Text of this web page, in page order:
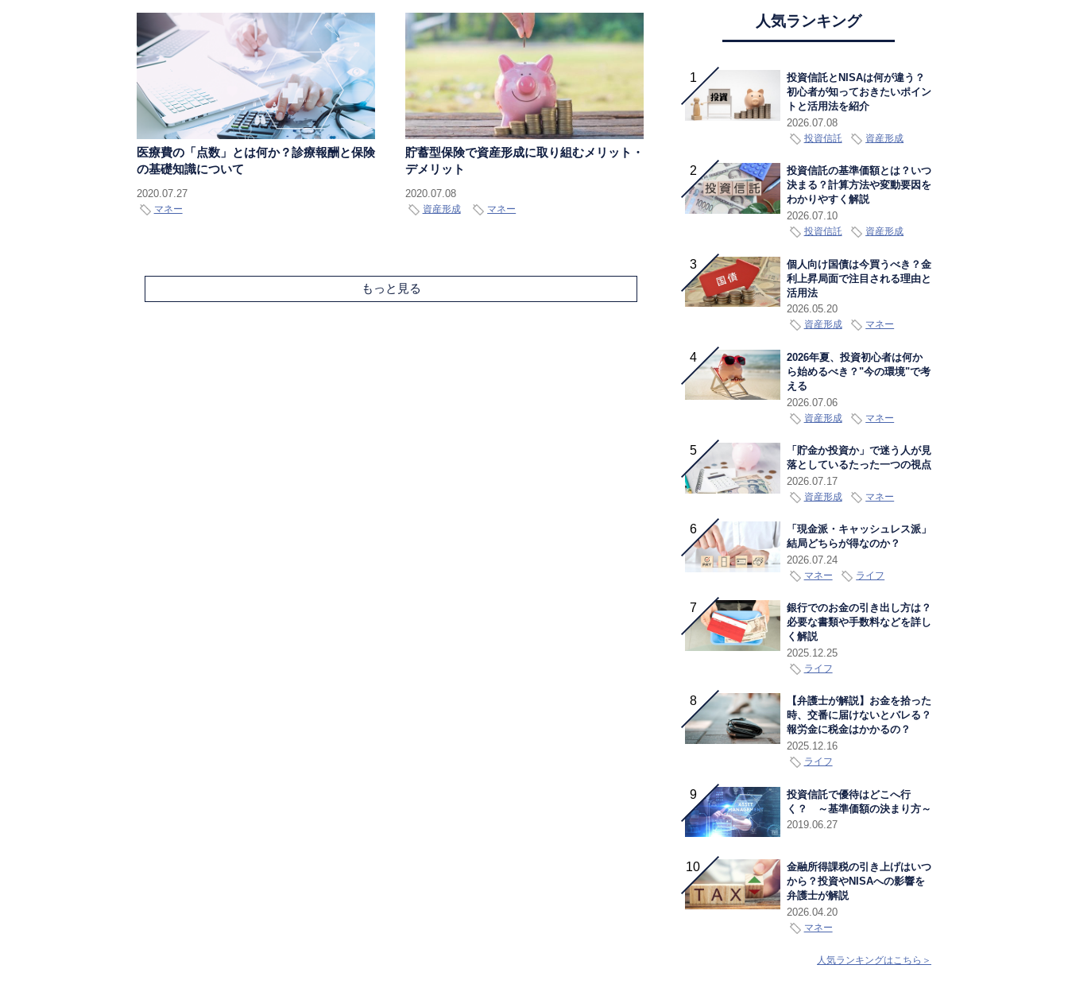
医療費の「点数」とは何か？診療報酬と保険
の基礎知識について
2020.07.27
マネー
貯蓄型保険で資産形成に取り組むメリット・
デメリット
2020.07.08
資産形成 マネー
もっと見る
人気ランキング
投資信託とNISAは何が違う？
初心者が知っておきたいポイン
トと活用法を紹介
2026.07.08
投資信託 資産形成
投資信託の基準価額とは？いつ
決まる？計算方法や変動要因を
わかりやすく解説
2026.07.10
投資信託 資産形成
個人向け国債は今買うべき？金
利上昇局面で注目される理由と
活用法
2026.05.20
資産形成 マネー
2026年夏、投資初心者は何か
ら始めるべき？"今の環境"で考
える
2026.07.06
資産形成 マネー
「貯金か投資か」で迷う人が見
落としているたった一つの視点
2026.07.17
資産形成 マネー
「現金派・キャッシュレス派」
結局どちらが得なのか？
2026.07.24
マネー ライフ
銀行でのお金の引き出し方は？
必要な書類や手数料などを詳し
く解説
2025.12.25
ライフ
【弁護士が解説】お金を拾った
時、交番に届けないとバレる？
報労金に税金はかかるの？
2025.12.16
ライフ
投資信託で優待はどこへ行
く？ ～基準価額の決まり方～
2019.06.27
金融所得課税の引き上げはいつ
から？投資やNISAへの影響を
弁護士が解説
2026.04.20
マネー
人気ランキングはこちら＞